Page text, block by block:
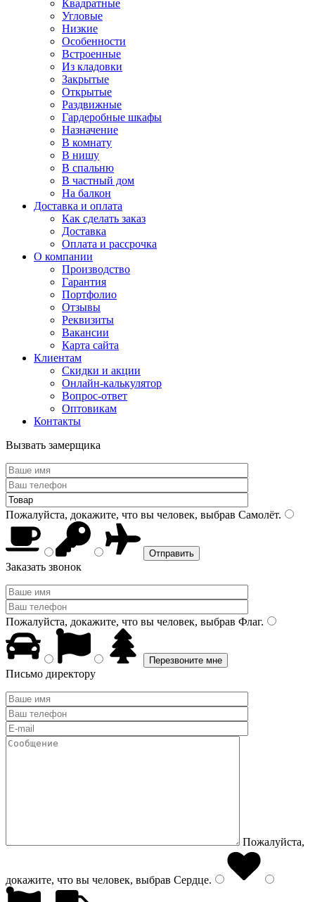
Квадратные
Угловые
Низкие
Особенности
Встроенные
Из кладовки
Закрытые
Открытые
Раздвижные
Гардеробные шкафы
Назначение
В комнату
В нишу
В спальню
В частный дом
На балкон
Доставка и оплата
Как сделать заказ
Доставка
Оплата и рассрочка
О компании
Производство
Гарантия
Портфолио
Отзывы
Реквизиты
Вакансии
Карта сайта
Клиентам
Скидки и акции
Онлайн-калькулятор
Вопрос-ответ
Оптовикам
Контакты
Вызвать замерщика
Пожалуйста, докажите, что вы человек, выбрав Самолёт.
Заказать звонок
Пожалуйста, докажите, что вы человек, выбрав Флаг.
Письмо директору
Пожалуйста,
докажите, что вы человек, выбрав Сердце.